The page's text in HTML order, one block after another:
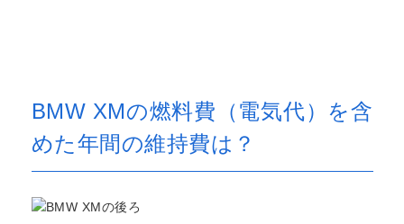
BMW XMの燃料費（電気代）を含
めた年間の維持費は？